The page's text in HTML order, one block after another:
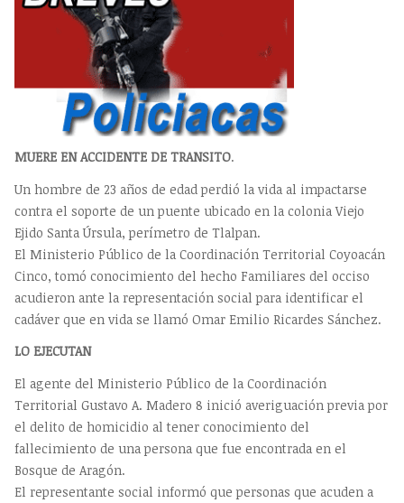
MUERE EN ACCIDENTE DE TRANSITO.
Un hombre de 23 años de edad perdió la vida al impactarse
contra el soporte de un puente ubicado en la colonia Viejo
Ejido Santa Úrsula, perímetro de Tlalpan.
El Ministerio Público de la Coordinación Territorial Coyoacán
Cinco, tomó conocimiento del hecho Familiares del occiso
acudieron ante la representación social para identificar el
cadáver que en vida se llamó Omar Emilio Ricardes Sánchez.
LO EJECUTAN
El agente del Ministerio Público de la Coordinación
Territorial Gustavo A. Madero 8 inició averiguación previa por
el delito de homicidio al tener conocimiento del
fallecimiento de una persona que fue encontrada en el
Bosque de Aragón.
El representante social informó que personas que acuden a